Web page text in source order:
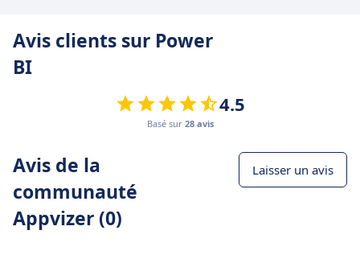
Avis clients sur Power
BI
4.5
Basé sur 28 avis
Avis de la
communauté
Appvizer (0)
Laisser un avis